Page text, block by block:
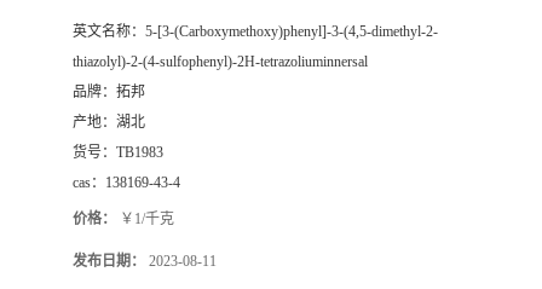
英文名称： 5-[3-(Carboxymethoxy)phenyl]-3-(4,5-dimethyl-2-
thiazolyl)-2-(4-sulfophenyl)-2H-tetrazoliuminnersal
品牌： 拓邦
产地： 湖北
货号： TB1983
cas： 138169-43-4
价格： ￥1/千克
发布日期： 2023-08-11